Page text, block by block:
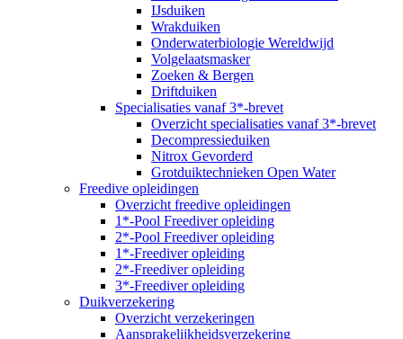
IJsduiken
Wrakduiken
Onderwaterbiologie Wereldwijd
Volgelaatsmasker
Zoeken & Bergen
Driftduiken
Specialisaties vanaf 3*-brevet
Overzicht specialisaties vanaf 3*-brevet
Decompressieduiken
Nitrox Gevorderd
Grotduiktechnieken Open Water
Freedive opleidingen
Overzicht freedive opleidingen
1*-Pool Freediver opleiding
2*-Pool Freediver opleiding
1*-Freediver opleiding
2*-Freediver opleiding
3*-Freediver opleiding
Duikverzekering
Overzicht verzekeringen
Aansprakelijkheidsverzekering